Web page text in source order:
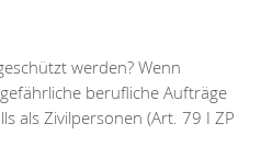
werden? Wenn
berufliche Aufträge
als Zivilpersonen (Art. 79 I ZP